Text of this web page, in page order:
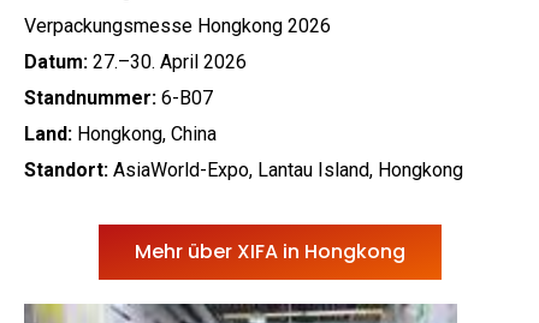
Verpackungsmesse Hongkong 2026
Datum: 27.–30. April 2026
Standnummer: 6-B07
Land: Hongkong, China
Standort: AsiaWorld-Expo, Lantau Island, Hongkong
Mehr über XIFA in Hongkong